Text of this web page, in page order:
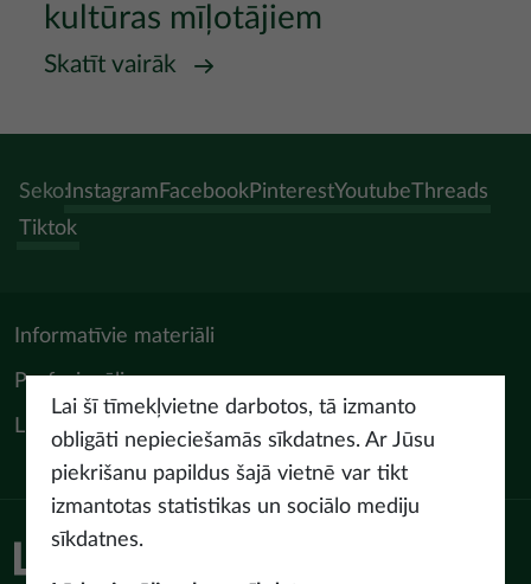
kultūras mīļotājiem
Skatīt vairāk
Seko:Instagram FacebookPinterestYoutube Threads
Tiktok
Informatīvie materiāli
Profesionāļiem
LIAA Tūrisma departaments
Lietošanas noteikumi
Lai šī tīmekļvietne darbotos, tā izmanto
obligāti nepieciešamās sīkdatnes. Ar Jūsu
piekrišanu papildus šajā vietnē var tikt
izmantotas statistikas un sociālo mediju
sīkdatnes.